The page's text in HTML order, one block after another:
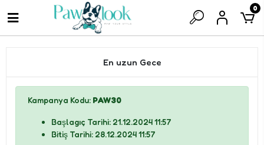
0
En uzun Gece
Kampanya Kodu: PAW30
Başlagıç Tarihi: 21.12.2024 11:57
Bitiş Tarihi: 28.12.2024 11:57